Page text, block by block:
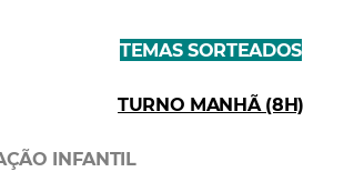
TEMAS SORTEADOS
TURNO MANHÃ (8H)
INFANTIL